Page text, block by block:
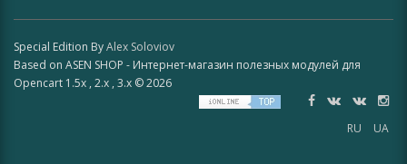
Special Edition ByAlex Soloviov
Based on ASEN SHOP - Интернет-магазин полезных модулей для
Opencart 1.5x , 2.x , 3.x © 2026
RU UA